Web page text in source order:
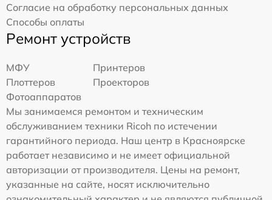
Согласие на обработку персональных данных
Способы оплаты
Ремонт устройств
МФУ
Принтеров
Плоттеров
Проекторов
Фотоаппаратов
Мы занимаемся ремонтом и техническим
обслуживанием техники Ricoh по истечении
гарантийного периода. Наш центр в Красноярске
работает независимо и не имеет официальной
авторизации от производителя. Цены на ремонт,
указанные на сайте, носят исключительно